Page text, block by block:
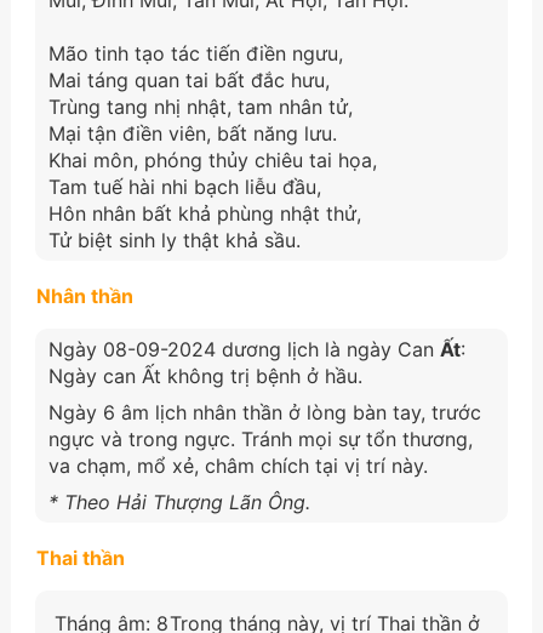
Mão tinh tạo tác tiến điền ngưu,
Mai táng quan tai bất đắc hưu,
Trùng tang nhị nhật, tam nhân tử,
Mại tận điền viên, bất năng lưu.
Khai môn, phóng thủy chiêu tai họa,
Tam tuế hài nhi bạch liễu đầu,
Hôn nhân bất khả phùng nhật thử,
Tử biệt sinh ly thật khả sầu.
Nhân thần
Ngày 08-09-2024 dương lịch là ngày Can Ất:
Ngày can Ất không trị bệnh ở hầu.
Ngày 6 âm lịch nhân thần ở lòng bàn tay, trước
ngực và trong ngực. Tránh mọi sự tổn thương,
va chạm, mổ xẻ, châm chích tại vị trí này.
* Theo Hải Thượng Lãn Ông.
Thai thần
Tháng âm: 8Trong tháng này, vị trí Thai thần ở